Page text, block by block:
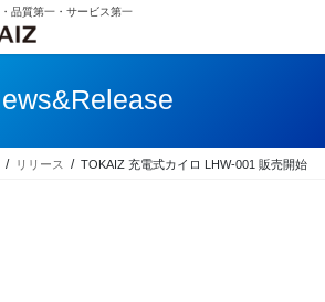
品質第一・サービス第一
リリース TOKAIZ 充電式カイロ LHW-001 販売開始